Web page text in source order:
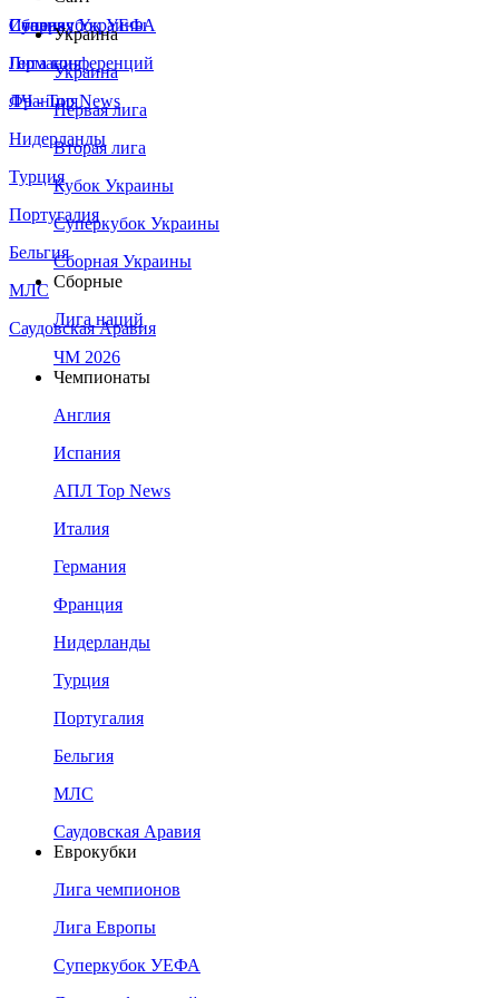
Сборная Украины
Италия
Германия
Франция
Нидерланды
Турция
Португалия
Бельгия
МЛС
Саудовская Аравия
Суперкубок УЕФА
Лига конференций
ЛЧ - Top News
Украина
Украина
Первая лига
Вторая лига
Кубок Украины
Суперкубок Украины
Сборная Украины
Сборные
Лига наций
ЧМ 2026
Чемпионаты
Англия
Испания
АПЛ Top News
Италия
Германия
Франция
Нидерланды
Турция
Португалия
Бельгия
МЛС
Саудовская Аравия
Еврокубки
Лига чемпионов
Лига Европы
Суперкубок УЕФА